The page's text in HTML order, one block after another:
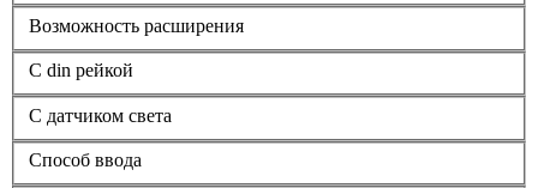
Возможность расширения
С din рейкой
С датчиком света
Способ ввода